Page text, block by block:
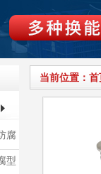
当前位置： 首
腐
型